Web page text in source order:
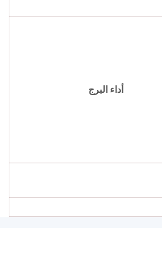
أداء البرج